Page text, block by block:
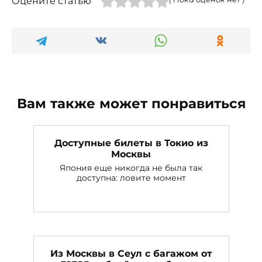
Вам также может понравиться
Доступные билеты в Токио из
Москвы
Япония еще никогда не была так
доступна: ловите момент
Из Москвы в Сеул с багажом от